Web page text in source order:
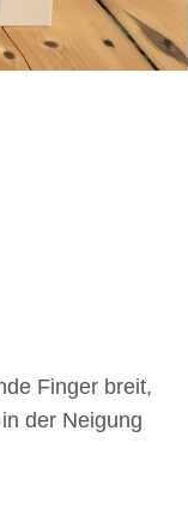
Finger breit,
der Neigung